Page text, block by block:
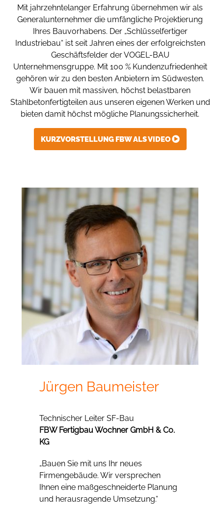
Mit jahrzehntelanger Erfahrung übernehmen wir als
Generalunternehmer die umfängliche Projektierung
Ihres Bauvorhabens. Der „Schlüsselfertiger
Industriebau“ ist seit Jahren eines der erfolgreichsten
Geschäftsfelder der VOGEL-BAU
Unternehmensgruppe. Mit 100 % Kundenzufriedenheit
gehören wir zu den besten Anbietern im Südwesten.
Wir bauen mit massiven, höchst belastbaren
Stahlbetonfertigteilen aus unseren eigenen Werken und
bieten damit höchst mögliche Planungssicherheit.
KURZVORSTELLUNG FBW ALS VIDEO
Jürgen Baumeister
Technischer Leiter SF-Bau
FBW Fertigbau Wochner GmbH & Co.
KG
„Bauen Sie mit uns Ihr neues
Firmengebäude. Wir versprechen
Ihnen eine maßgeschneiderte Planung
und herausragende Umsetzung.“